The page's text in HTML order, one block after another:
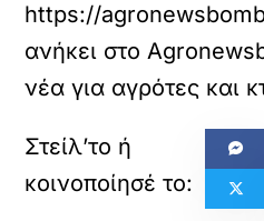
https://
ανήκει στο
νέα για αγρότες και